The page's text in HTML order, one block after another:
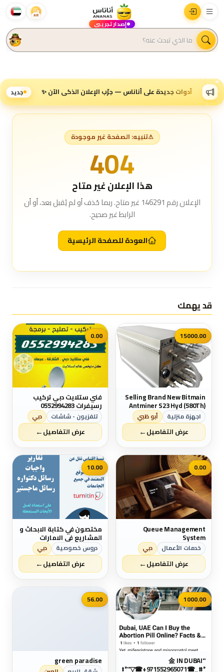
AR
إصدار تجريبي
أدوات جديدة على أناناس — جرّب الإعلان الذكي الآن ✨ جديد
⚠تنبيه: الصفحة غير موجودة
404
هذا الإعلان غير متاح
الإعلان رقم 146291 غير متاح. ربما حُذف أو لم يُقبل بعد، أو أن
الرابط غير صحيح.
العودة للصفحة الرئيسية
قد يهمك
15000.00
Selling Brand New Bitmain
Antminer S23 Hyd (580Th)
Cost € 4,000 Euro
اجهزة منزلية أبو ظبي
عرض التفاصيل←
0.00
فني ستلايت دبي تركيب
رسيفرات 0552994283
تلفزيون - شاشات دبي
عرض التفاصيل←
0.00
Queue Management
System
خدمات الأعمال دبي
عرض التفاصيل←
10.00
مختصون في كتابة الابحاث و
المشاريع في الامارات
دروس خصوصية دبي
عرض التفاصيل←
1000.00
"金 IN DUBAI
_#*"▽☎+971552965071☎_#*
📷
56.00
green paradise